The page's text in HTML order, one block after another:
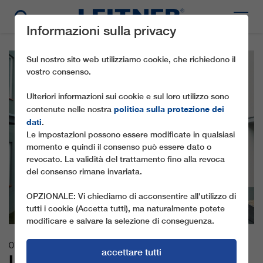
07.06.2024
Informazioni sulla privacy
Sul nostro sito web utilizziamo cookie, che richiedono il
vostro consenso.
Ulteriori informazioni sui cookie e sul loro utilizzo sono
contenute nelle nostra politica sulla protezione dei
dati.
Le impostazioni possono essere modificate in qualsiasi
momento e quindi il consenso può essere dato o
revocato. La validità del trattamento fino alla revoca
del consenso rimane invariata.
OPZIONALE: Vi chiediamo di acconsentire all'utilizzo di
tutti i cookie (Accetta tutti), ma naturalmente potete
modificare e salvare la selezione di conseguenza.
accettare tutti